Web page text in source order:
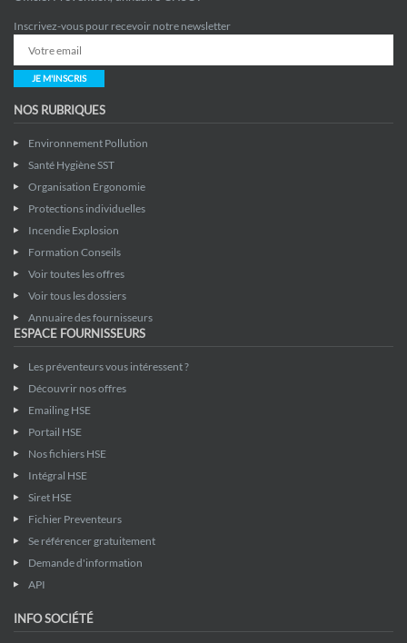
Inscrivez-vous pour recevoir notre newsletter
JE M'INSCRIS
NOS RUBRIQUES
Environnement Pollution
Santé Hygiène SST
Organisation Ergonomie
Protections individuelles
Incendie Explosion
Formation Conseils
Voir toutes les offres
Voir tous les dossiers
Annuaire des fournisseurs
ESPACE FOURNISSEURS
Les préventeurs vous intéressent ?
Découvrir nos offres
Emailing HSE
Portail HSE
Nos fichiers HSE
Intégral HSE
Siret HSE
Fichier Preventeurs
Se référencer gratuitement
Demande d'information
API
INFO SOCIÉTÉ